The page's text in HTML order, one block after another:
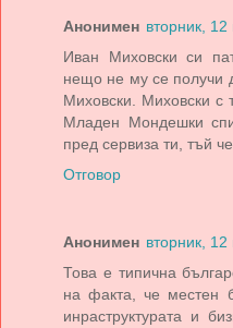
Анонимен вторник,
Иван Миховски си
нещо не му се получи
Миховски. Миховски
Младен Мондешки
пред сервиза ти, тъй
Отговор
Анонимен вторник,
Това е типична
на факта, че местен
инраструктурата и